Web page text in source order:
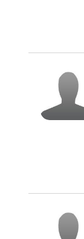
Oliver
Orillia